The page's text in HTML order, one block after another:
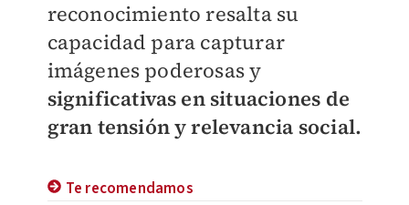
reconocimiento resalta su
capacidad para capturar
imágenes poderosas y
significativas en situaciones de
gran tensión y relevancia social.
Te recomendamos